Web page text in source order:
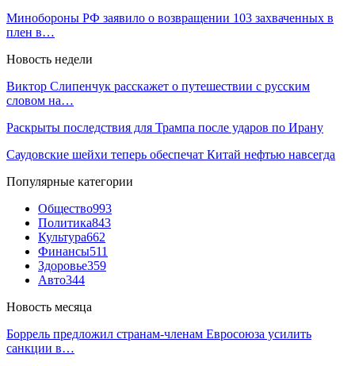
Минобороны РФ заявило о возвращении 103 захваченных в
плен в…
Новость недели
Виктор Слипенчук расскажет о путешествии с русским
словом на…
Раскрыты последствия для Трампа после ударов по Ирану
Саудовские шейхи теперь обеспечат Китай нефтью навсегда
Популярные категории
Общество993
Политика843
Культура662
Финансы511
Здоровье359
Авто344
Новость месяца
Боррель предложил странам-членам Евросоюза усилить
санкции в…